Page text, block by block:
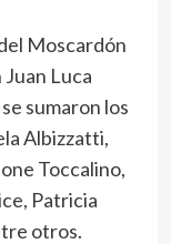
Moscardón
Luca
sumaron los
Albizzatti,
Toccalino,
Patricia
otros.